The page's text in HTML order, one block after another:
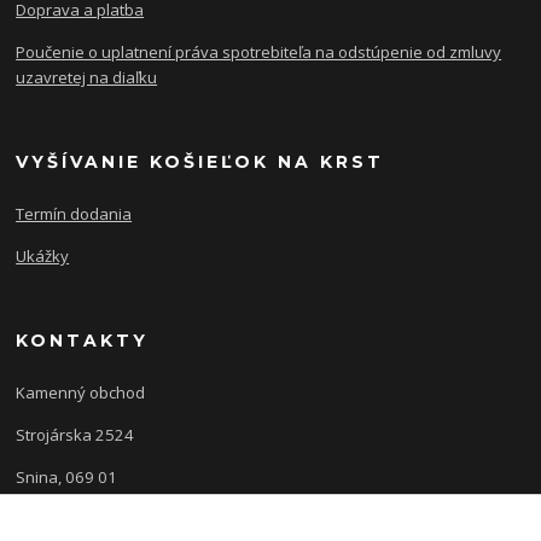
Doprava a platba
Poučenie o uplatnení práva spotrebiteľa na odstúpenie od zmluvy
uzavretej na diaľku
VYŠÍVANIE KOŠIEĽOK NA KRST
Termín dodania
Ukážky
KONTAKTY
Kamenný obchod
Strojárska 2524
Snina, 069 01